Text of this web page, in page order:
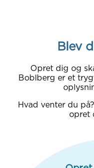
Blev
Opret dig og
Boblberg er et
Hvad venter du
opret